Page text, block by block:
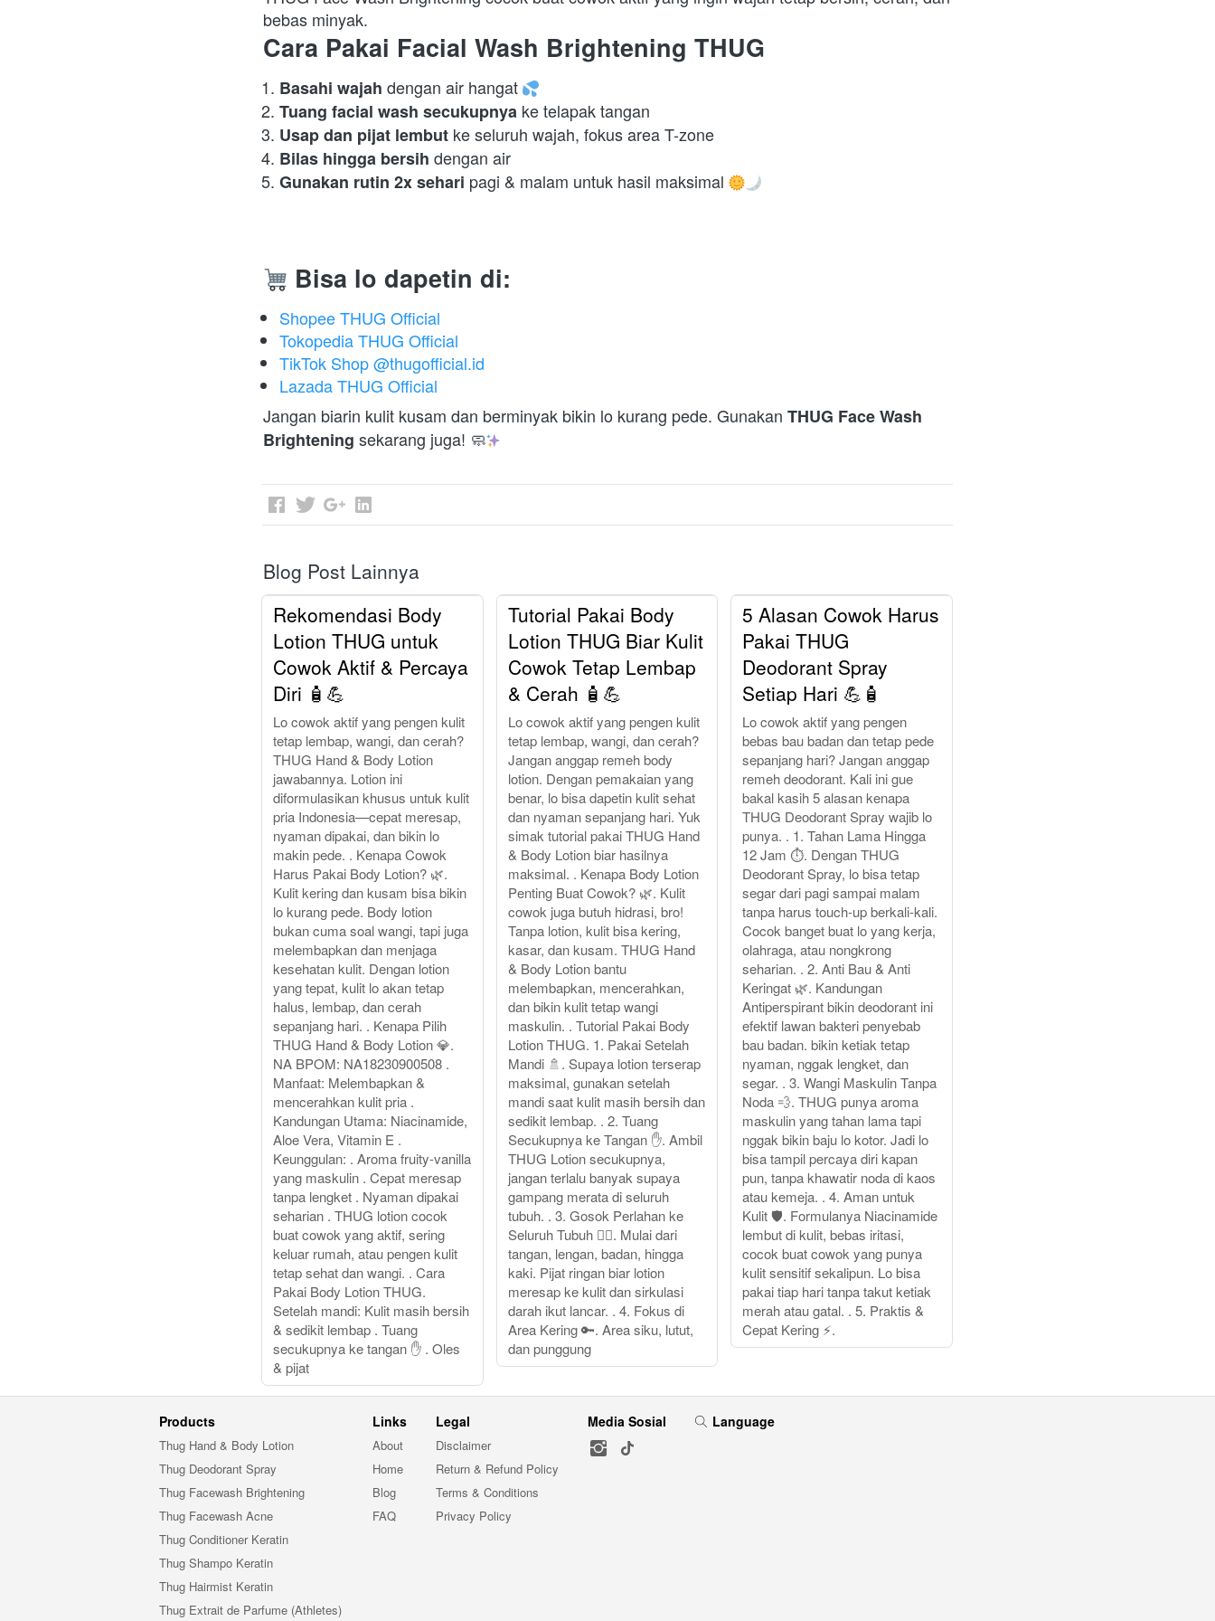
bebas minyak.
Cara Pakai Facial Wash Brightening THUG
Basahi wajah dengan air hangat
Tuang facial wash secukupnya ke telapak tangan
Usap dan pijat lembut ke seluruh wajah, fokus area T-zone
Bilas hingga bersih dengan air
Gunakan rutin 2x sehari pagi & malam untuk hasil maksimal
Bisa lo dapetin di:
Shopee THUG Official
Tokopedia THUG Official
TikTok Shop @thugofficial.id
Lazada THUG Official
Jangan biarin kulit kusam dan berminyak bikin lo kurang pede. Gunakan THUG Face Wash
Brightening sekarang juga! 🧼
Blog Post Lainnya
Rekomendasi Body
Lotion THUG untuk
Cowok Aktif & Percaya
Diri 🧴💪
Lo cowok aktif yang pengen kulit
tetap lembap, wangi, dan cerah?
THUG Hand & Body Lotion
jawabannya. Lotion ini
diformulasikan khusus untuk kulit
pria Indonesia—cepat meresap,
nyaman dipakai, dan bikin lo
makin pede. . Kenapa Cowok
Harus Pakai Body Lotion? 🌿.
Kulit kering dan kusam bisa bikin
lo kurang pede. Body lotion
bukan cuma soal wangi, tapi juga
melembapkan dan menjaga
kesehatan kulit. Dengan lotion
yang tepat, kulit lo akan tetap
halus, lembap, dan cerah
sepanjang hari. . Kenapa Pilih
THUG Hand & Body Lotion 💎.
NA BPOM: NA18230900508 .
Manfaat: Melembapkan &
mencerahkan kulit pria .
Kandungan Utama: Niacinamide,
Aloe Vera, Vitamin E .
Keunggulan: . Aroma fruity-vanilla
yang maskulin . Cepat meresap
tanpa lengket . Nyaman dipakai
seharian . THUG lotion cocok
buat cowok yang aktif, sering
keluar rumah, atau pengen kulit
tetap sehat dan wangi. . Cara
Pakai Body Lotion THUG.
Setelah mandi: Kulit masih bersih
& sedikit lembap . Tuang
secukupnya ke tangan ✋ . Oles
& pijat
Tutorial Pakai Body
Lotion THUG Biar Kulit
Cowok Tetap Lembap
& Cerah 🧴💪
Lo cowok aktif yang pengen kulit
tetap lembap, wangi, dan cerah?
Jangan anggap remeh body
lotion. Dengan pemakaian yang
benar, lo bisa dapetin kulit sehat
dan nyaman sepanjang hari. Yuk
simak tutorial pakai THUG Hand
& Body Lotion biar hasilnya
maksimal. . Kenapa Body Lotion
Penting Buat Cowok? 🌿. Kulit
cowok juga butuh hidrasi, bro!
Tanpa lotion, kulit bisa kering,
kasar, dan kusam. THUG Hand
& Body Lotion bantu
melembapkan, mencerahkan,
dan bikin kulit tetap wangi
maskulin. . Tutorial Pakai Body
Lotion THUG. 1. Pakai Setelah
Mandi 🚿. Supaya lotion terserap
maksimal, gunakan setelah
mandi saat kulit masih bersih dan
sedikit lembap. . 2. Tuang
Secukupnya ke Tangan ✋. Ambil
THUG Lotion secukupnya,
jangan terlalu banyak supaya
gampang merata di seluruh
tubuh. . 3. Gosok Perlahan ke
Seluruh Tubuh 💆‍♂️. Mulai dari
tangan, lengan, badan, hingga
kaki. Pijat ringan biar lotion
meresap ke kulit dan sirkulasi
darah ikut lancar. . 4. Fokus di
Area Kering 🔑. Area siku, lutut,
dan punggung
5 Alasan Cowok Harus
Pakai THUG
Deodorant Spray
Setiap Hari 💪🧴
Lo cowok aktif yang pengen
bebas bau badan dan tetap pede
sepanjang hari? Jangan anggap
remeh deodorant. Kali ini gue
bakal kasih 5 alasan kenapa
THUG Deodorant Spray wajib lo
punya. . 1. Tahan Lama Hingga
12 Jam ⏱️. Dengan THUG
Deodorant Spray, lo bisa tetap
segar dari pagi sampai malam
tanpa harus touch-up berkali-kali.
Cocok banget buat lo yang kerja,
olahraga, atau nongkrong
seharian. . 2. Anti Bau & Anti
Keringat 🌿. Kandungan
Antiperspirant bikin deodorant ini
efektif lawan bakteri penyebab
bau badan. bikin ketiak tetap
nyaman, nggak lengket, dan
segar. . 3. Wangi Maskulin Tanpa
Noda 💨. THUG punya aroma
maskulin yang tahan lama tapi
nggak bikin baju lo kotor. Jadi lo
bisa tampil percaya diri kapan
pun, tanpa khawatir noda di kaos
atau kemeja. . 4. Aman untuk
Kulit 🛡️. Formulanya Niacinamide
lembut di kulit, bebas iritasi,
cocok buat cowok yang punya
kulit sensitif sekalipun. Lo bisa
pakai tiap hari tanpa takut ketiak
merah atau gatal. . 5. Praktis &
Cepat Kering ⚡.
Products
Thug Hand & Body Lotion
Thug Deodorant Spray
Thug Facewash Brightening
Thug Facewash Acne
Thug Conditioner Keratin
Thug Shampo Keratin
Thug Hairmist Keratin
Thug Extrait de Parfume (Athletes)
Links
About
Home
Blog
FAQ
Legal
Disclaimer
Return & Refund Policy
Terms & Conditions
Privacy Policy
Media Sosial Language